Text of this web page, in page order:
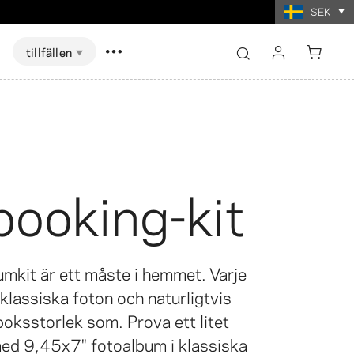
SEK
Spel
collageformat
i
tillfällen
logga in
kit
är ett måste i hemmet. Varje
foton och naturligtvis
som. Prova ett litet
9,45x7" fotoalbum i klassiska